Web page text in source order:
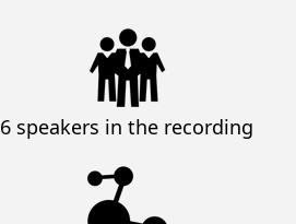
6 speakers in the recording